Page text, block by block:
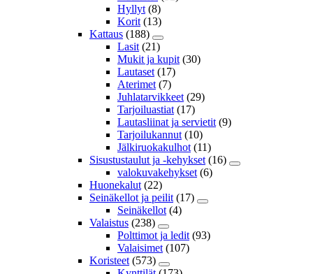
Hyllyt (8)
Korit (13)
Kattaus (188)
Lasit (21)
Mukit ja kupit (30)
Lautaset (17)
Aterimet (7)
Juhlatarvikkeet (29)
Tarjoiluastiat (17)
Lautasliinat ja servietit (9)
Tarjoilukannut (10)
Jälkiruokakulhot (11)
Sisustustaulut ja -kehykset (16)
valokuvakehykset (6)
Huonekalut (22)
Seinäkellot ja peilit (17)
Seinäkellot (4)
Valaistus (238)
Polttimot ja ledit (93)
Valaisimet (107)
Koristeet (573)